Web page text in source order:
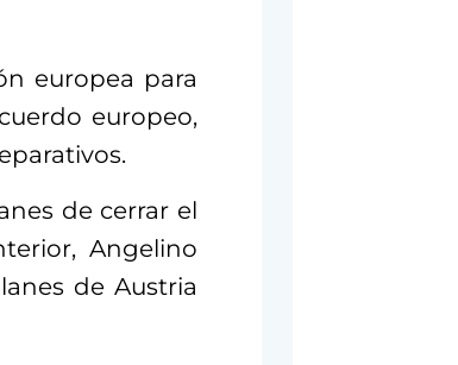
europea para
europeo,
de cerrar el
Angelino
de Austria